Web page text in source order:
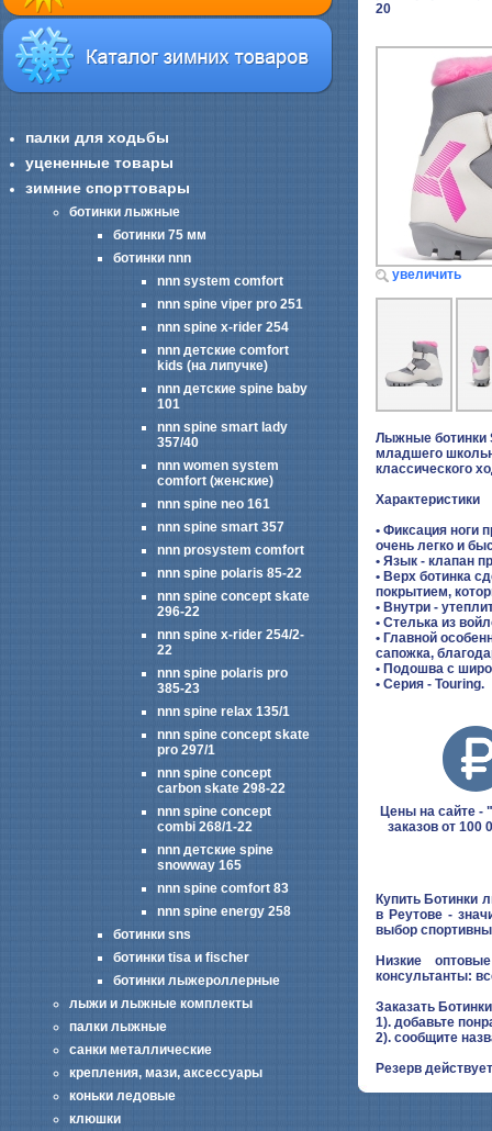
палки для ходьбы
уцененные товары
зимние спорттовары
ботинки лыжные
ботинки 75 мм
ботинки nnn
nnn system comfort
nnn spine viper pro 251
nnn spine x-rider 254
nnn детские comfort
kids (на липучке)
nnn детские spine baby
101
nnn spine smart lady
357/40
nnn women system
comfort (женские)
nnn spine neo 161
nnn spine smart 357
nnn prosystem comfort
nnn spine polaris 85-22
nnn spine concept skate
296-22
nnn spine x-rider 254/2-
22
nnn spine polaris pro
385-23
nnn spine relax 135/1
nnn spine concept skate
pro 297/1
nnn spine concept
carbon skate 298-22
nnn spine concept
combi 268/1-22
nnn детские spine
snowway 165
nnn spine comfort 83
nnn spine energy 258
ботинки sns
ботинки tisa и fischer
ботинки лыжероллерные
лыжи и лыжные комплекты
палки лыжные
санки металлические
крепления, мази, аксессуары
коньки ледовые
клюшки
20
увеличить
Лыжные ботинки
младшего
классического
Характеристики
• Фиксация ноги
очень легко и
• Язык - клапан
• Верх ботинка
покрытием,
• Внутри -
• Стелька из
• Главной
сапожка,
• Подошва с
• Серия - Touring.
Цены на сайте -
заказов от 100
Купить Ботинки
в Реутове -
выбор
Низкие
консультанты:
Заказать
1). добавьте
2). сообщите
Резерв